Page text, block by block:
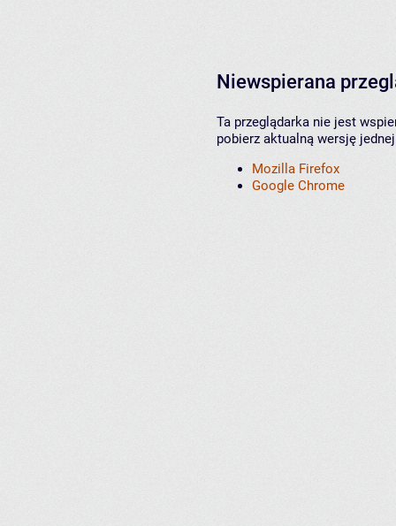
Niewspierana
Ta przeglądarka nie jest
pobierz aktualną wersję
Mozilla Firefox
Google Chrome